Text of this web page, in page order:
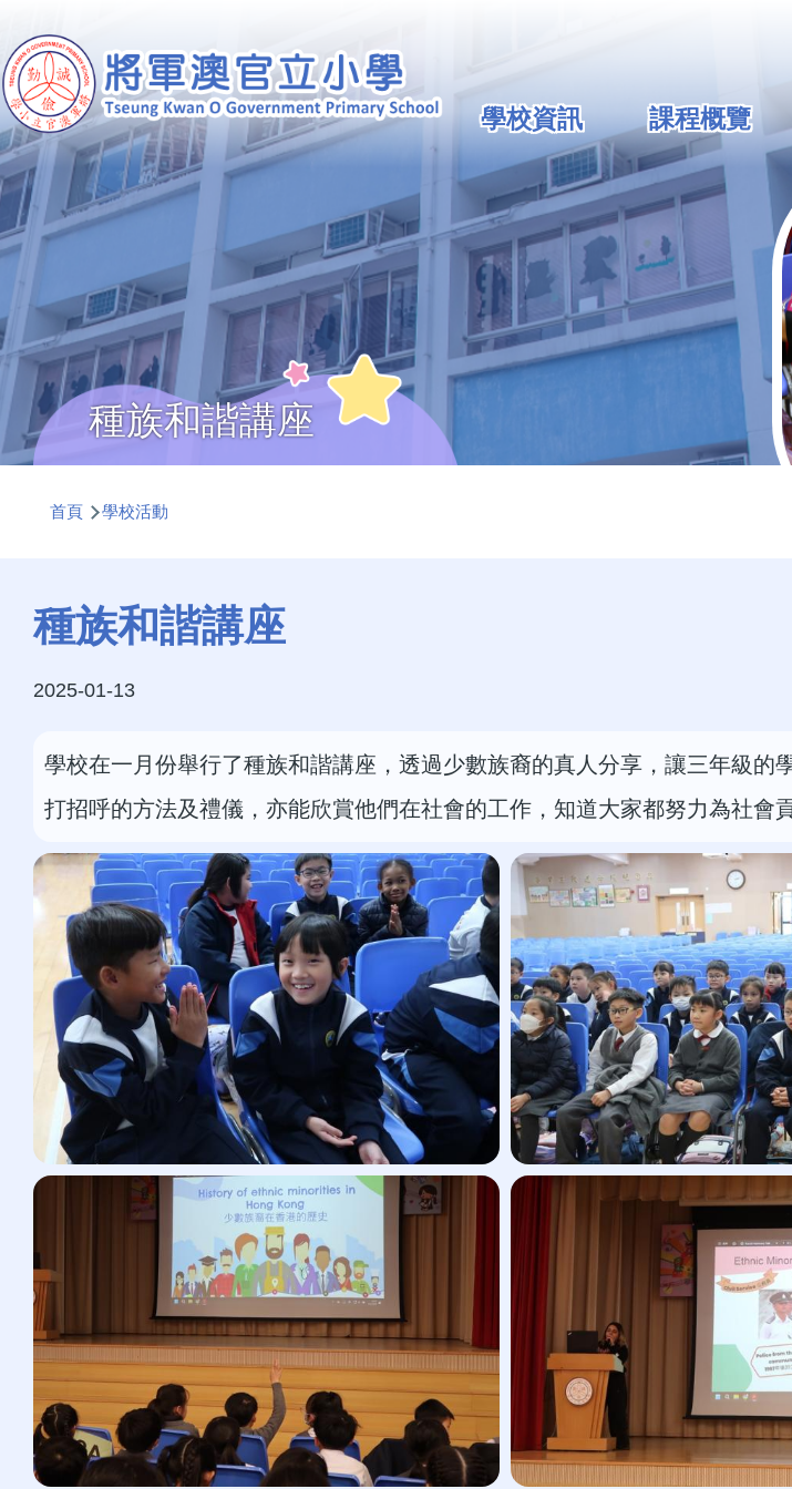
Main
navigation
學校資訊 課程概覽
種族和諧講座
航
結
首頁 學校活動
種族和諧講座
2025-01-13
學校在一月份舉行了種族和諧講座，透過少數族裔的真人分享，讓三年級
打招呼的方法及禮儀，亦能欣賞他們在社會的工作，知道大家都努力為社會貢